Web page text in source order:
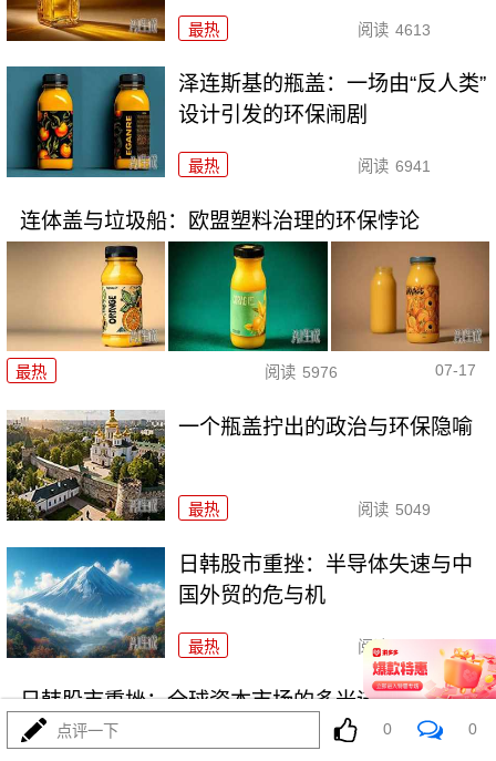
最热 阅读 4613
泽连斯基的瓶盖：一场由“反人类”
设计引发的环保闹剧
最热 阅读 6941
连体盖与垃圾船：欧盟塑料治理的环保悖论
最热 阅读 5976 07-17
一个瓶盖拧出的政治与环保隐喻
最热 阅读 5049
日韩股市重挫：半导体失速与中
国外贸的危与机
最热 阅读 6860
日韩股市重挫：全球资本市场的多米诺骨牌效应
点评一下 0 0